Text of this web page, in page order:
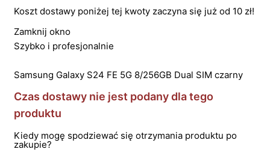
Koszt dostawy poniżej tej kwoty zaczyna się już od 10 zł!
Zamknij okno
Szybko i profesjonalnie
Samsung Galaxy S24 FE 5G 8/256GB Dual SIM czarny
Czas dostawy nie jest podany dla tego
produktu
Kiedy mogę spodziewać się otrzymania produktu po
zakupie?